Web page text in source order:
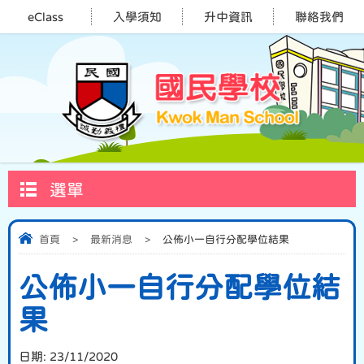
eClass 入學須知 升中資訊 聯絡我們
選單
首頁 > 最新消息 > 公佈小一自行分配學位結果
公佈小一自行分配學位結
果
日期: 23/11/2020